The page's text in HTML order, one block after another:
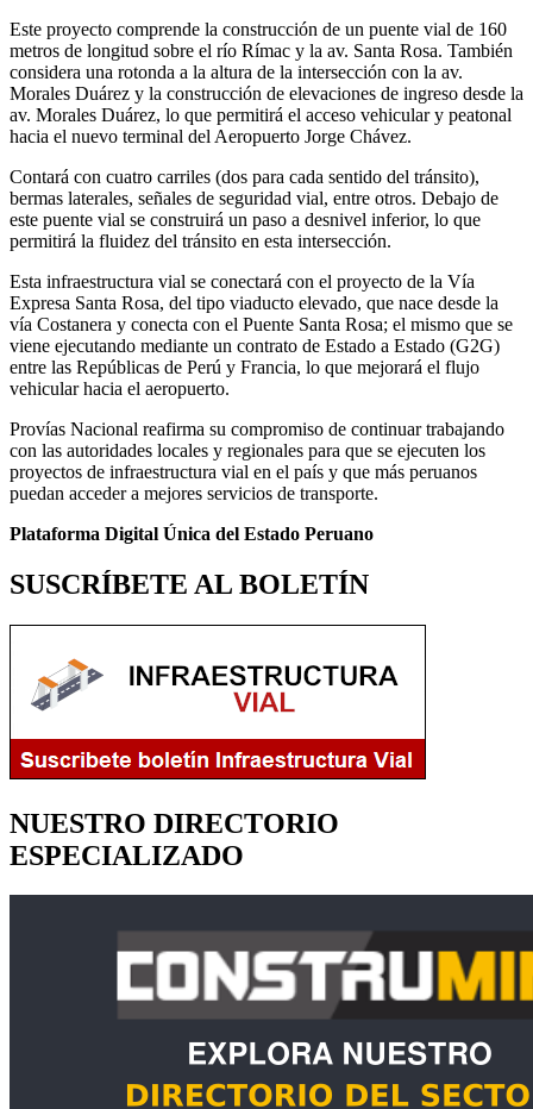
Este proyecto comprende la construcción de un puente vial de 160
metros de longitud sobre el río Rímac y la av. Santa Rosa. También
considera una rotonda a la altura de la intersección con la av.
Morales Duárez y la construcción de elevaciones de ingreso desde la
av. Morales Duárez, lo que permitirá el acceso vehicular y peatonal
hacia el nuevo terminal del Aeropuerto Jorge Chávez.
Contará con cuatro carriles (dos para cada sentido del tránsito),
bermas laterales, señales de seguridad vial, entre otros. Debajo de
este puente vial se construirá un paso a desnivel inferior, lo que
permitirá la fluidez del tránsito en esta intersección.
Esta infraestructura vial se conectará con el proyecto de la Vía
Expresa Santa Rosa, del tipo viaducto elevado, que nace desde la
vía Costanera y conecta con el Puente Santa Rosa; el mismo que se
viene ejecutando mediante un contrato de Estado a Estado (G2G)
entre las Repúblicas de Perú y Francia, lo que mejorará el flujo
vehicular hacia el aeropuerto.
Provías Nacional reafirma su compromiso de continuar trabajando
con las autoridades locales y regionales para que se ejecuten los
proyectos de infraestructura vial en el país y que más peruanos
puedan acceder a mejores servicios de transporte.
Plataforma Digital Única del Estado Peruano
SUSCRÍBETE AL BOLETÍN
NUESTRO DIRECTORIO
ESPECIALIZADO